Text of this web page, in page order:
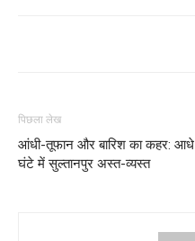
पिछला लेख
आंधी-तूफान और बारिश का कहर: आधे
घंटे में सुल्तानपुर अस्त-व्यस्त